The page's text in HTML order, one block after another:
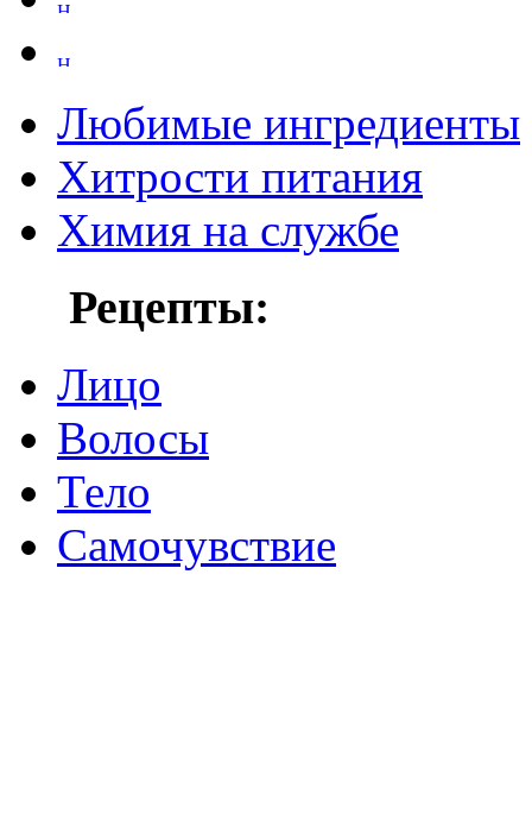
Любимые ингредиенты
Хитрости питания
Химия на службе
Рецепты:
Лицо
Волосы
Тело
Самочувствие